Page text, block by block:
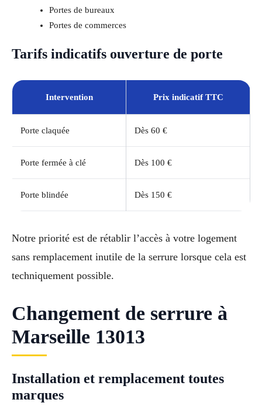
Portes de bureaux
Portes de commerces
Tarifs indicatifs ouverture de porte
Intervention Prix indicatif TTC
Porte claquée Dès 60 €
Porte fermée à clé Dès 100 €
Porte blindée Dès 150 €
Notre priorité est de rétablir l’accès à votre logement
sans remplacement inutile de la serrure lorsque cela est
techniquement possible.
Changement de serrure à
Marseille 13013
Installation et remplacement toutes
marques